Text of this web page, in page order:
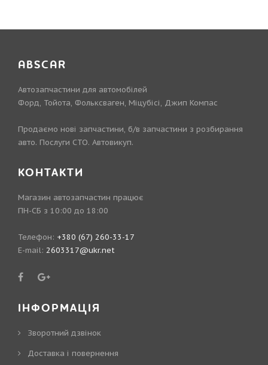
ABSCAR
Автозапчастини для автомобілей
Форд, Тойота, Фольксваген, Міцубісі, Джип Компас
Продаємо нові запчастини, б/в запчастини з розбирання
авто. Послуги СТО. Автовикуп.
КОНТАКТИ
Магазин автозапчастин працює
ПН-СБ з 10:00 до 18:00
Телефон: +380 (67) 260-33-17
E-mail: 2603317@ukr.net
ІНФОРМАЦІЯ
Зворотний дзвінок
Доставка і повернення